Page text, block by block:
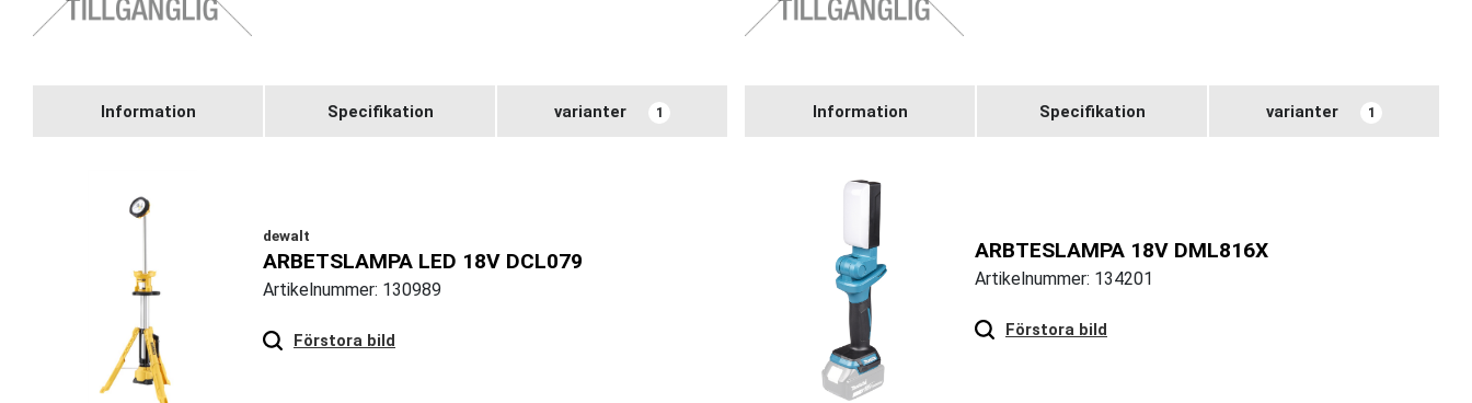
Information Specifikation varianter 1 Information Specifikation varianter 1
dewalt
ARBETSLAMPA LED 18V DCL079
Artikelnummer: 130989
Förstora bild
ARBTESLAMPA 18V DML816X
Artikelnummer: 134201
Förstora bild